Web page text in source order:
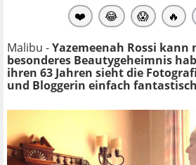
❤️ 😂 😱 🔥
Malibu -Yazemeenah Rossi kann
besonderes Beautygeheimnis
ihren 63 Jahren sieht die
und Bloggerin einfach